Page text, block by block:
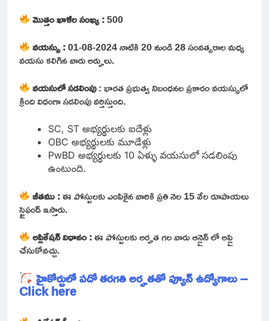
మొత్తం ఖాళీల సంఖ్య :500
వయస్సు :01-08-2024 నాటికి 20 నుండి 28 సంవత్సరాల మధ్య
వయసు కలిగిన వారు అర్హులు.
వయసులో సడలింపు: భారత ప్రభుత్వ నిబంధనల ప్రకారం వయస్సులో
క్రింది విధంగా సడలింపు వర్తిస్తుంది.
SC, ST అభ్యర్థులకు ఐదేళ్లు
OBC అభ్యర్థులకు మూడేళ్లు
PwBD అభ్యర్థులకు 10 ఏళ్ళు వయసులో సడలింపు
ఉంటుంది.
జీతము :ఈ పోస్టులకు ఎంపికైన వారికి ప్రతి నెల 15 వేల రూపాయలు
స్టైఫండ్ ఇస్తారు.
అప్లికేషన్ విధానం :ఈ పోస్టులకు అర్హత గల వారు ఆన్లైన్ లో అప్లై
చేసుకోవచ్చు.
హైకోర్టులో పదో తరగతి అర్హతతో ప్యూన్ ఉద్యోగాలు –
Click here